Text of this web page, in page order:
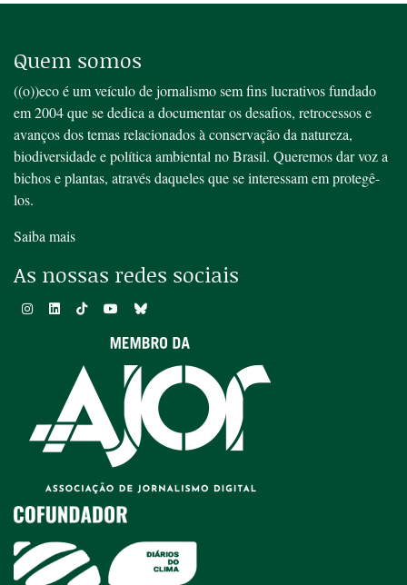
Quem somos
((o))eco é um veículo de jornalismo sem fins lucrativos fundado
em 2004 que se dedica a documentar os desafios, retrocessos e
avanços dos temas relacionados à conservação da natureza,
biodiversidade e política ambiental no Brasil. Queremos dar voz a
bichos e plantas, através daqueles que se interessam em protegê-
los.
Saiba mais
As nossas redes sociais